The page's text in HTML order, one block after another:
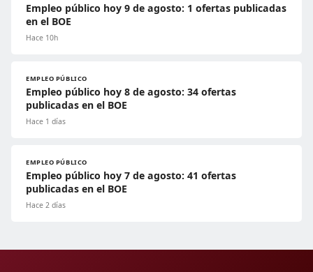
Empleo público hoy 9 de agosto: 1 ofertas publicadas
en el BOE
Hace 10h
EMPLEO PÚBLICO
Empleo público hoy 8 de agosto: 34 ofertas
publicadas en el BOE
Hace 1 días
EMPLEO PÚBLICO
Empleo público hoy 7 de agosto: 41 ofertas
publicadas en el BOE
Hace 2 días